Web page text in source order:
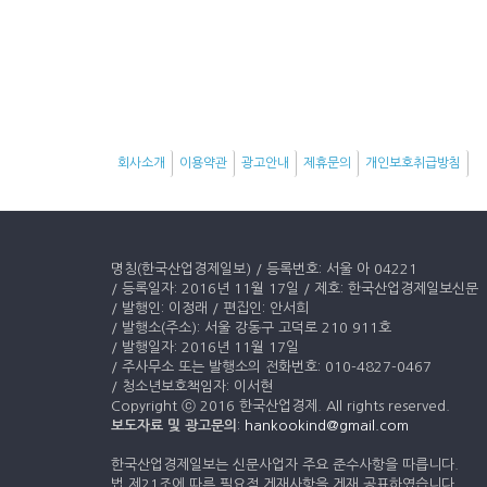
회사소개 이용약관 광고안내 제휴문의 개인보호취급방침
명칭(한국산업경제일보) / 등록번호: 서울 아 04221
/ 등록일자: 2016년 11월 17일 / 제호: 한국산업경제일보신문
/ 발행인: 이정래 / 편집인: 안서희
/ 발행소(주소): 서울 강동구 고덕로 210 911호
/ 발행일자: 2016년 11월 17일
/ 주사무소 또는 발행소의 전화번호: 010-4827-0467
/ 청소년보호책임자: 이서현
Copyright ⓒ 2016 한국산업경제. All rights reserved.
보도자료 및 광고문의 : hankookind@gmail.com
한국산업경제일보는 신문사업자 주요 준수사항을 따릅니다.